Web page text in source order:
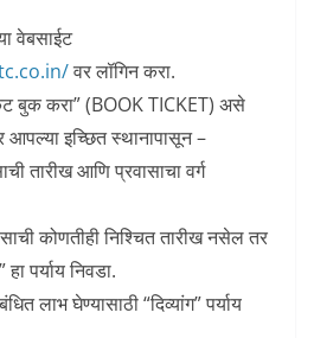
वेबसाईट
वर लॉगिन करा.
बुक करा” (BOOK TICKET) असे
इच्छित स्थानापासून –
तारीख आणि प्रवासाचा वर्ग
कोणतीही निश्चित तारीख नसेल तर
पर्याय निवडा.
लाभ घेण्यासाठी “दिव्यांग” पर्याय